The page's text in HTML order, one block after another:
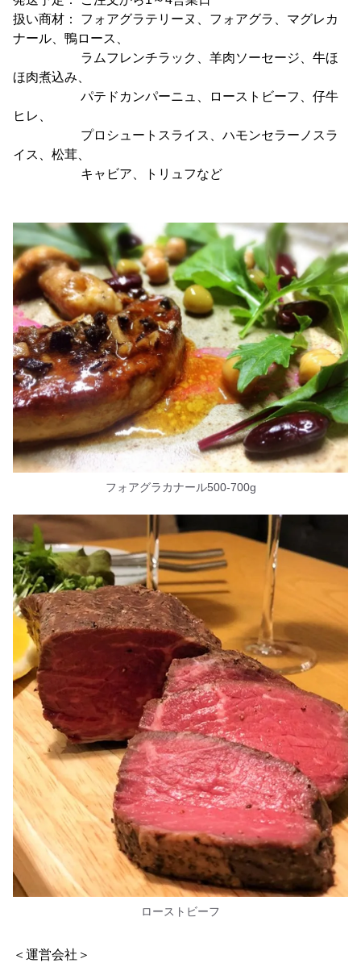
扱い商材： フォアグラテリーヌ、フォアグラ、マグレカ
ナール、鴨ロース、
ラムフレンチラック、羊肉ソーセージ、牛ほ
ほ肉煮込み、
パテドカンパーニュ、ローストビーフ、仔牛
ヒレ、
プロシュートスライス、ハモンセラーノスラ
イス、松茸、
キャビア、トリュフなど
フォアグラカナール500-700g
ローストビーフ
＜運営会社＞